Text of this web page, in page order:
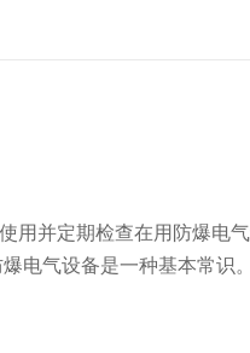
并定期检查在用防爆电